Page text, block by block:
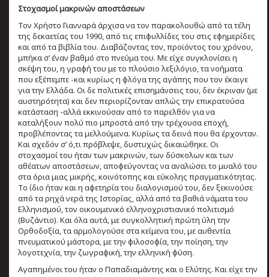
Στοχασμοί μακρινών αποστάσεων
Τον Χρήστο Γιανναρά άρχισα να τον παρακολουθώ από τα τέλη
της δεκαετίας του 1990, από τις επιφυλλίδες του στις εφημερίδες
και από τα βιβλία του. Διαβάζοντας τον, προϊόντος του χρόνου,
μπήκα σ’ έναν βαθμό στο πνεύμα του. Με είχε συγκλονίσει η
σκέψη του, η γραφή του με το πλούσιο λεξιλόγιο, τα νοήματα
που εξέπεμπε -και κυρίως η φλόγα της αγάπης που τον έκαιγε
για την Ελλάδα. Οι δε πολιτικές επισημάνσεις του, δεν έκριναν (με
αυστηρότητα) και δεν περιορίζονταν απλώς την επικρατούσα
κατάσταση -αλλά εκκινούσαν από το παρελθόν για να
καταλήξουν πολύ πιο μπροστά από την τρέχουσα εποχή,
προβλέποντας τα μελλούμενα. Κυρίως τα δεινά που θα έρχονταν.
Και σχεδόν σ’ ό,τι πρόβλεψε, δυστυχώς δικαιώθηκε. Οι
στοχασμοί του ήταν των μακρινών, των δύσκολων και των
αθέατων αποστάσεων, αποφεύγοντας να αναλώσει το μυαλό του
στα όρια μιας μικρής, κοινότοπης και εύκολης πραγματικότητας.
Το ίδιο ήταν και η αφετηρία του διαλογισμού του, δεν ξεκινούσε
από τα ρηχά νερά της Ιστορίας, αλλά από τα βαθιά νάματα του
Ελληνισμού, τον οικουμενικό ελληνοχριστιανικό πολιτισμό
(Βυζάντιο). Και όλα αυτά, με συγκολλητική πρώτη ύλη την
Ορθοδοξία, τα αρμολογούσε στα κείμενα του, με αυθεντία
πνευματικού μάστορα, με την φιλοσοφία, την ποίηση, την
λογοτεχνία, την ζωγραφική, την ελληνική φύση.
Αγαπημένοι του ήταν ο Παπαδιαμάντης και ο Ελύτης. Και είχε την